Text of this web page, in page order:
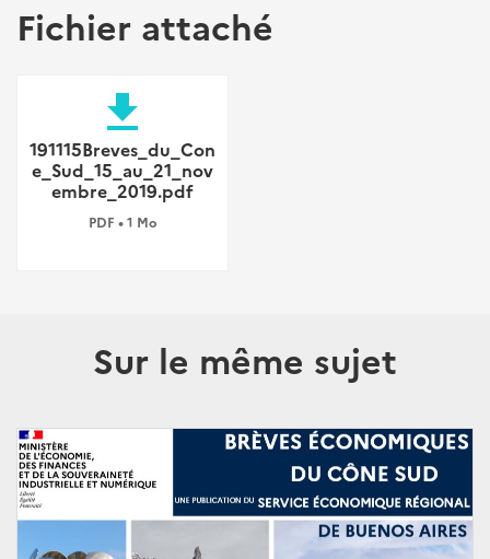
Fichier attaché
file_download
191115Breves_du_Con
e_Sud_15_au_21_nov
embre_2019.pdf
PDF • 1 Mo
Sur le même sujet